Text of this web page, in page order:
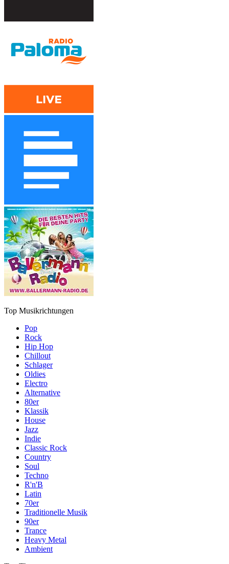
Top Musikrichtungen
Pop
Rock
Hip Hop
Chillout
Schlager
Oldies
Electro
Alternative
80er
Klassik
House
Jazz
Indie
Classic Rock
Country
Soul
Techno
R'n'B
Latin
70er
Traditionelle Musik
90er
Trance
Heavy Metal
Ambient